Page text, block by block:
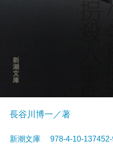
長谷川博一／著
新潮文庫 978-4-10-